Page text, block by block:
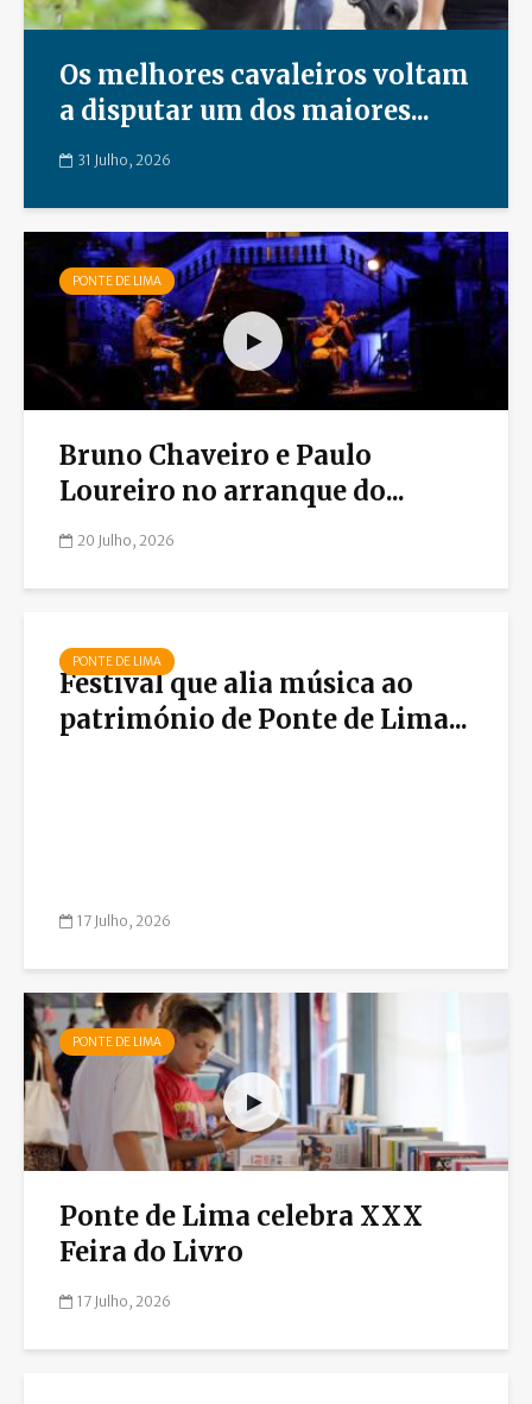
Os melhores cavaleiros voltam
a disputar um dos maiores...
31 Julho, 2026
PONTE DE LIMA
Bruno Chaveiro e Paulo
Loureiro no arranque do...
20 Julho, 2026
PONTE DE LIMA
Festival que alia música ao
património de Ponte de Lima...
17 Julho, 2026
PONTE DE LIMA
Ponte de Lima celebra XXX
Feira do Livro
17 Julho, 2026